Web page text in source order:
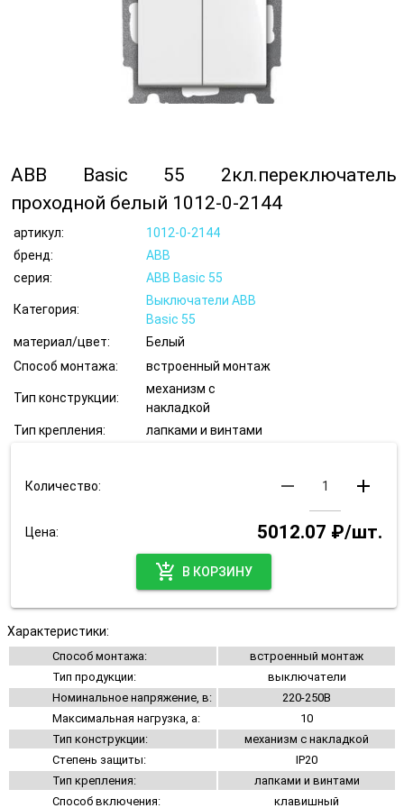
ABB Basic 55 2кл.переключатель
проходной белый 1012-0-2144
артикул:
1012-0-2144
бренд:
ABB
серия:
ABB Basic 55
Категория:
Выключатели ABB
Basic 55
материал/цвет:
Белый
Способ монтажа:
встроенный монтаж
Тип конструкции:
механизм с
накладкой
Тип крепления:
лапками и винтами
Количество: remove add
Цена:
5012.07 ₽/шт.
add_shopping_cart
В КОРЗИНУ
Характеристики:
Способ монтажа:
встроенный монтаж
Тип продукции:
выключатели
Номинальное напряжение, в:
220-250В
Максимальная нагрузка, а:
10
Тип конструкции:
механизм с накладкой
Степень защиты:
IP20
Тип крепления:
лапками и винтами
Способ включения:
клавишный